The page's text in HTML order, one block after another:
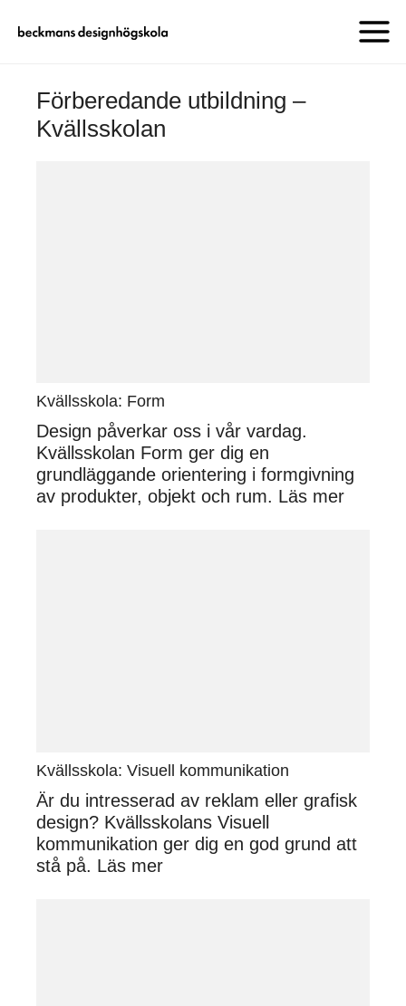
Förberedande utbildning –
Kvällsskolan
Kvällsskola: Form
Design påverkar oss i vår vardag.
Kvällsskolan Form ger dig en
grundläggande orientering i formgivning
av produkter, objekt och rum. Läs mer
Kvällsskola: Visuell kommunikation
Är du intresserad av reklam eller grafisk
design? Kvällsskolans Visuell
kommunikation ger dig en god grund att
stå på. Läs mer